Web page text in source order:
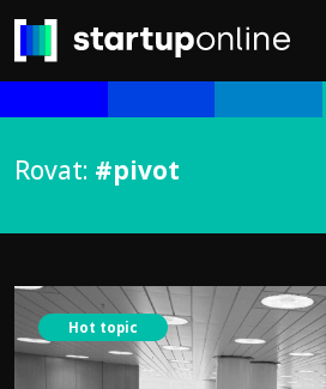
Rovat: #pivot
Hot topic